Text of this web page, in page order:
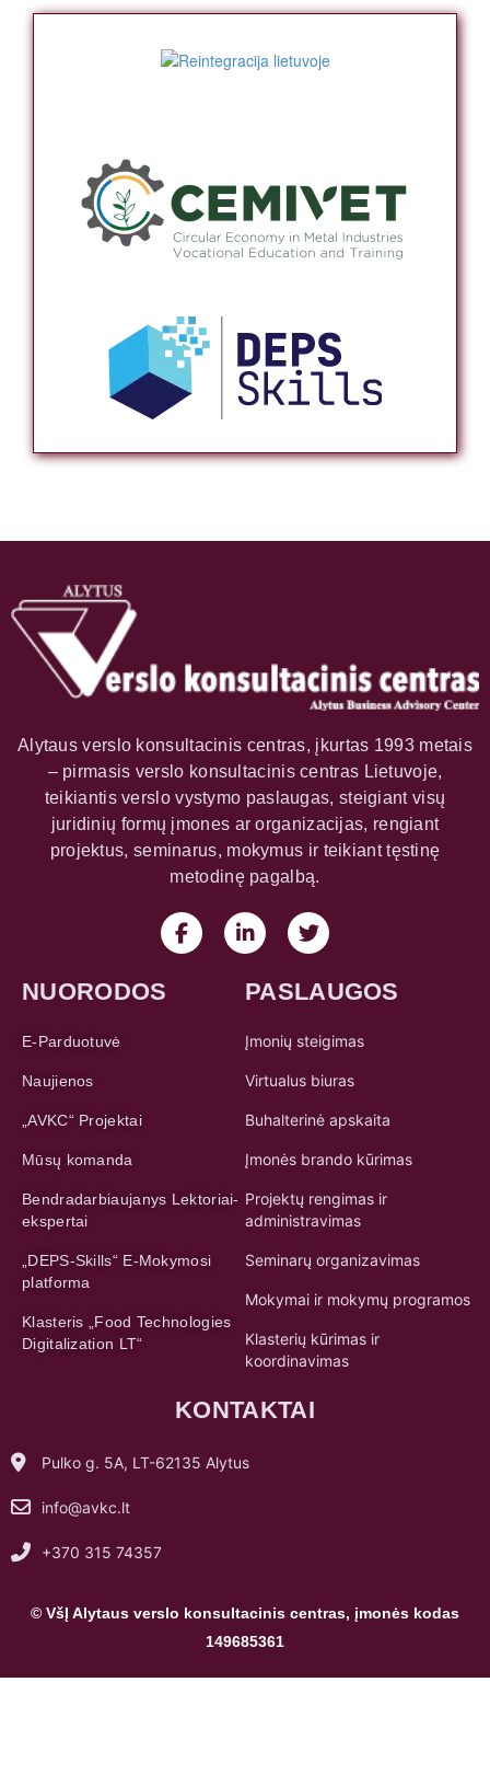
Alytaus verslo konsultacinis centras, įkurtas 1993 metais
– pirmasis verslo konsultacinis centras Lietuvoje,
teikiantis verslo vystymo paslaugas, steigiant visų
juridinių formų įmones ar organizacijas, rengiant
projektus, seminarus, mokymus ir teikiant tęstinę
metodinę pagalbą.
NUORODOS
E-Parduotuvė
Naujienos
„AVKC“ Projektai
Mūsų komanda
Bendradarbiaujanys Lektoriai-
ekspertai
„DEPS-Skills“ E-Mokymosi
platforma
Klasteris „Food Technologies
Digitalization LT“
PASLAUGOS
Įmonių steigimas
Virtualus biuras
Buhalterinė apskaita
Įmonės brando kūrimas
Projektų rengimas ir
administravimas
Seminarų organizavimas
Mokymai ir mokymų programos
Klasterių kūrimas ir
koordinavimas
KONTAKTAI
Pulko g. 5A, LT-62135 Alytus
info@avkc.lt
+370 315 74357
© VšĮ Alytaus verslo konsultacinis centras, įmonės kodas
149685361